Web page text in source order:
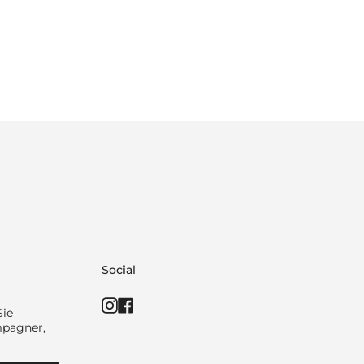
Social
Instagram